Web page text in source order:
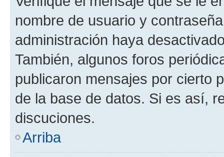
nombre de usuario y
administración haya
También, algunos foros
publicaron mensajes por cierto
de la base de datos. Si es así,
discuciones.
Arriba